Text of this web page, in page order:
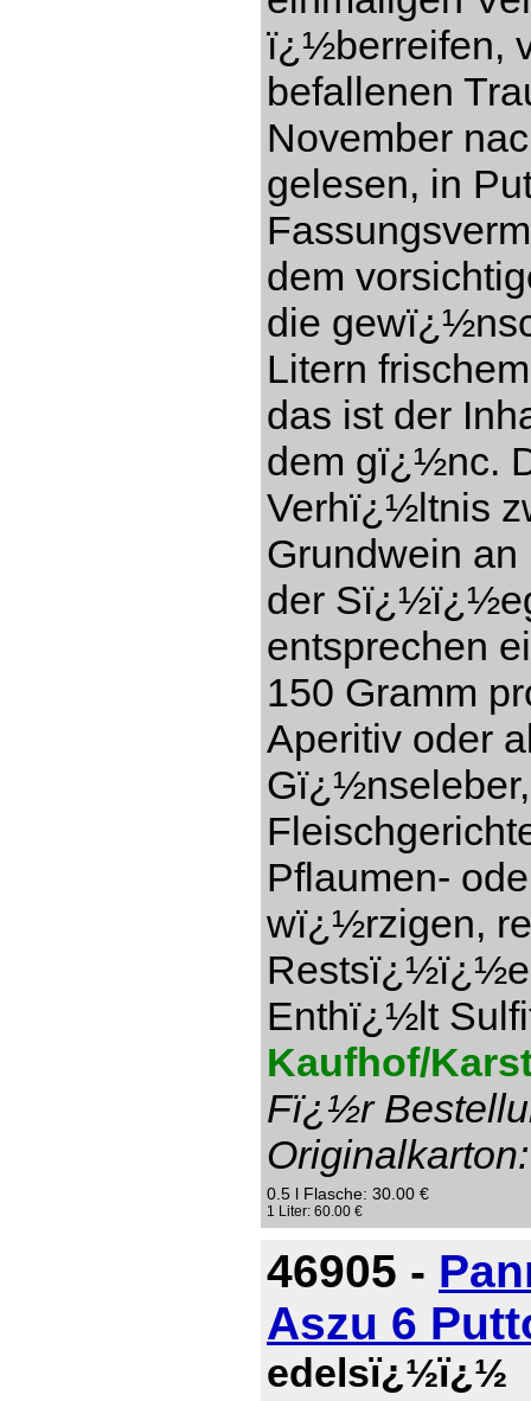
ï¿½berreifen,
befallenen
November
gelesen, in
dem
die
Litern
das ist der
dem gï¿½nc.
Verhï¿½ltnis
Grundwein
der
entsprechen
150 Gramm
Aperitiv oder
Pflaumen-
wï¿½rzigen,
Restsï¿½ï¿½e
Enthï¿½lt
Kaufhof/
Fï¿½r
Originalkarton:
0.5 l Flasche: 30.00 €
1 Liter: 60.00 €
46905 -
Aszu 6
edelsï¿½ï¿½